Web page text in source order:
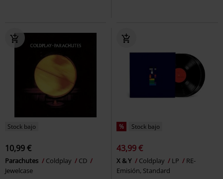
Stock bajo
10,99 €
Parachutes Coldplay
CD
Jewelcase
% Stock bajo
43,99 €
X & Y Coldplay LP
RE-
Emisión, Standard